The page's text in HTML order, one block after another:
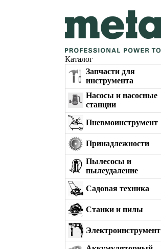
Каталог
Запчасти для
инструмента
Насосы и насосные
станции
Пневмоинструмент
Принадлежности
Пылесосы и
пылеудаление
Садовая техника
Станки и пилы
Электроинструмент